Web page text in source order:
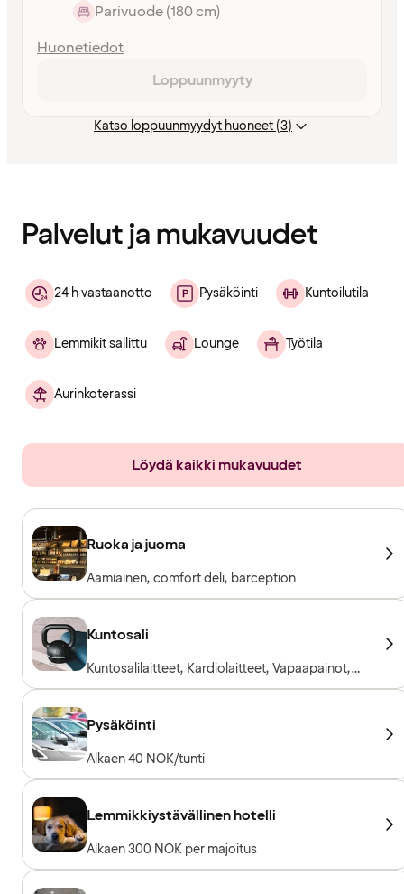
Parivuode (180 cm)
Huonetiedot
Loppuunmyyty
Katso loppuunmyydyt huoneet (3)
Palvelut ja mukavuudet
24 h vastaanotto Pysäköinti Kuntoilutila
Lemmikit sallittu Lounge Työtila
Aurinkoterassi
Löydä kaikki mukavuudet
Ruoka ja juoma
Aamiainen, comfort deli, barception
Kuntosali
Kuntosalilaitteet, Kardiolaitteet, Vapaapainot,
Kuntosali avoinna 24/7
Pysäköinti
Alkaen 40 NOK/tunti
Lemmikkiystävällinen hotelli
Alkaen 300 NOK per majoitus